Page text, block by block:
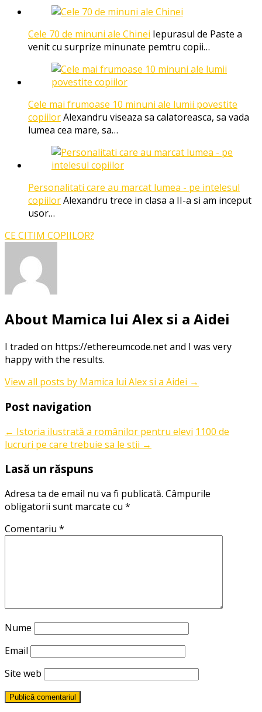
Cele 70 de minuni ale Chinei Iepurasul de Paste a
venit cu surprize minunate pemtru copii…
Cele mai frumoase 10 minuni ale lumii povestite
copiilorAlexandru viseaza sa calatoreasca, sa vada
lumea cea mare, sa…
Personalitati care au marcat lumea - pe intelesul
copiilorAlexandru trece in clasa a II-a si am inceput
usor…
CE CITIM COPIILOR?
About Mamica lui Alex si a Aidei
I traded on https://ethereumcode.net and I was very
happy with the results.
View all posts by Mamica lui Alex si a Aidei →
Post navigation
← Istoria ilustrată a românilor pentru elevi 1100 de
lucruri pe care trebuie sa le stii →
Lasă un răspuns
Adresa ta de email nu va fi publicată. Câmpurile
obligatorii sunt marcate cu *
Comentariu *
Nume
Email
Site web